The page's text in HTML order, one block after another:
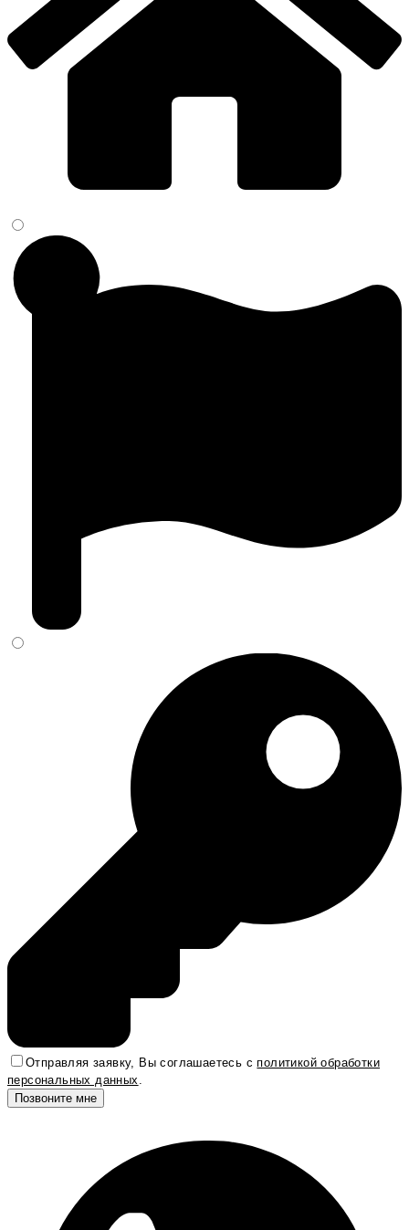
Отправляя заявку, Вы соглашаетесь сполитикой обработки
персональных данных